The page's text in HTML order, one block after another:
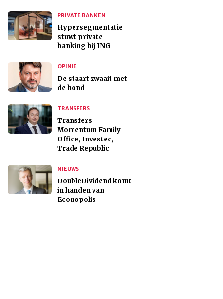
PRIVATE BANKEN
Hypersegmentatie
stuwt private
banking bij ING
OPINIE
De staart zwaait met
de hond
TRANSFERS
Transfers:
Momentum Family
Office, Investec,
Trade Republic
NIEUWS
DoubleDividend komt
in handen van
Econopolis